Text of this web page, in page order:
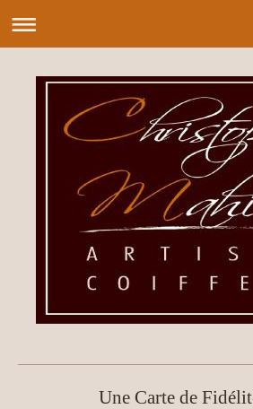
Une Carte de Fidélité